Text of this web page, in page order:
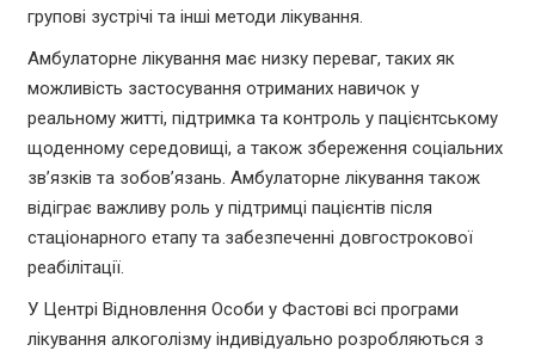
групові зустрічі та інші методи лікування.
Амбулаторне лікування має низку переваг, таких як
можливість застосування отриманих навичок у
реальному житті, підтримка та контроль у пацієнтському
щоденному середовищі, а також збереження соціальних
зв’язків та зобов’язань. Амбулаторне лікування також
відіграє важливу роль у підтримці пацієнтів після
стаціонарного етапу та забезпеченні довгострокової
реабілітації.
У Центрі Відновлення Особи у Фастові всі програми
лікування алкоголізму індивідуально розробляються з